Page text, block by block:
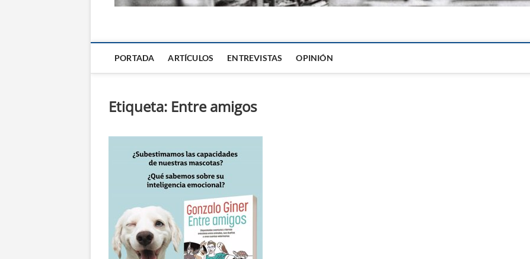
PORTADA ARTÍCULOS ENTREVISTAS OPINIÓN
Etiqueta: Entre amigos